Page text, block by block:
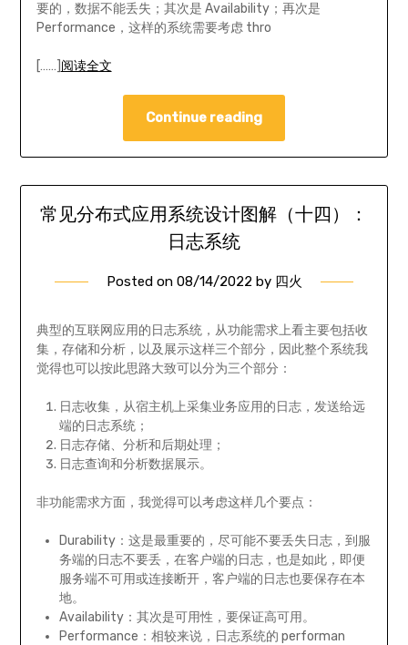
要的，数据不能丢失；其次是 Availability；再次是
Performance，这样的系统需要考虑 thro
[……] 阅读全文
Continue reading
常见分布式应用系统设计图解（十四）：
日志系统
Posted on 08/14/2022 by 四火
典型的互联网应用的日志系统，从功能需求上看主要包括收
集，存储和分析，以及展示这样三个部分，因此整个系统我
觉得也可以按此思路大致可以分为三个部分：
日志收集，从宿主机上采集业务应用的日志，发送给远
端的日志系统；
日志存储、分析和后期处理；
日志查询和分析数据展示。
非功能需求方面，我觉得可以考虑这样几个要点：
Durability：这是最重要的，尽可能不要丢失日志，到服
务端的日志不要丢，在客户端的日志，也是如此，即便
服务端不可用或连接断开，客户端的日志也要保存在本
地。
Availability：其次是可用性，要保证高可用。
Performance：相较来说，日志系统的 performan